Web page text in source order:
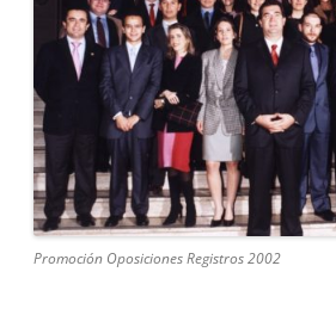
Promoción Oposiciones Registros 2002